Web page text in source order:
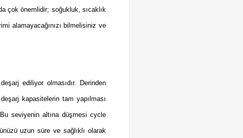
çok önemlidir; soğukluk, sıcaklık
alamayacağınızı bilmelisiniz ve
ediliyor olmasıdır. Derinden
kapasitelerin tam yapılması
seviyenin altına düşmesi cycle
uzun süre ve sağlıklı olarak